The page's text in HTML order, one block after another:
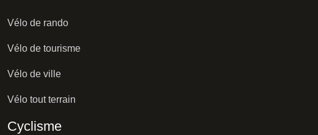
Vélo de rando
Vélo de tourisme
Vélo de ville
Vélo tout terrain
Cyclisme